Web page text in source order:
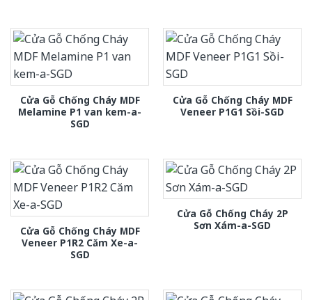
Cửa Gỗ Chống Cháy MDF
Melamine P1 van kem-a-
SGD
Cửa Gỗ Chống Cháy MDF
Veneer P1G1 Sồi-SGD
Cửa Gỗ Chống Cháy MDF
Veneer P1R2 Căm Xe-a-
SGD
Cửa Gỗ Chống Cháy 2P
Sơn Xám-a-SGD